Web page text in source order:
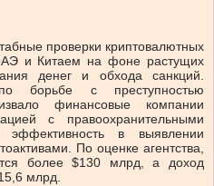
проверки криптовалютных
и Китаем на фоне растущих
денег и обхода санкций.
борьбе с преступностью
финансовые компании
с правоохранительными
в выявлении
По оценке агентства,
более $130 млрд, а доход
млрд.